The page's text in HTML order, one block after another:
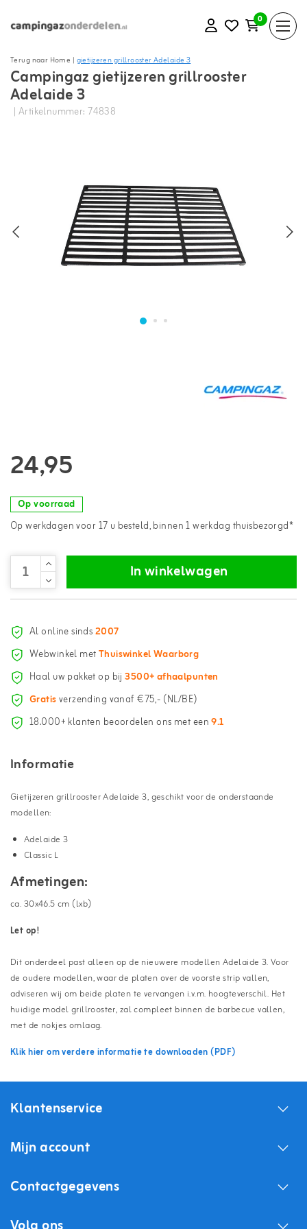
0
Terug naar Home | gietijzeren grillrooster Adelaide 3
Campingaz gietijzeren grillrooster
Adelaide 3
| Artikelnummer: 74838
24,95
Op voorraad
Op werkdagen voor 17 u besteld, binnen 1 werkdag thuisbezorgd*
In winkelwagen
Al online sinds2007
Webwinkel metThuiswinkel Waarborg
Haal uw pakket op bij3500+ afhaalpunten
Gratisverzending vanaf €75,- (NL/BE)
18.000+ klanten beoordelen ons met een9.1
Informatie
Gietijzeren grillrooster Adelaide 3, geschikt voor de onderstaande
modellen:
Adelaide 3
Classic L
Afmetingen:
ca. 30x46.5 cm (lxb)
Let op!
Dit onderdeel past alleen op de nieuwere modellen Adelaide 3. Voor
de oudere modellen, waar de platen over de voorste strip vallen,
adviseren wij om beide platen te vervangen i.v.m. hoogteverschil. Het
huidige model grillrooster, zal compleet binnen de barbecue vallen,
met de nokjes omlaag.
Klik hier om verdere informatie te downloaden (PDF)
Klantenservice
Mijn account
Contactgegevens